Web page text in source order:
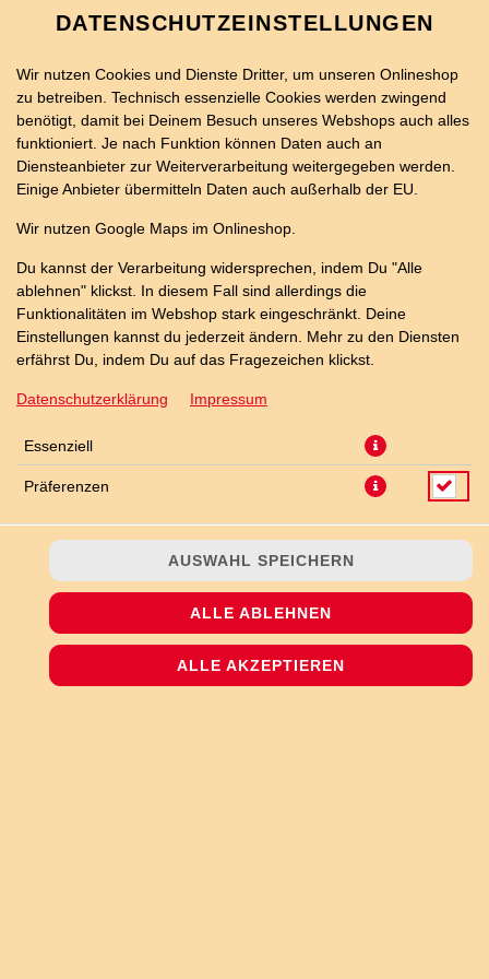
12 CHICKEN NUGGETS
mit 2 Dips Deiner Wahl
JETZT BESTELLEN
DATENSCHUTZEINSTELLUNGEN
Wir nutzen Cookies und Dienste Dritter, um unseren Onlineshop
zu betreiben. Technisch essenzielle Cookies werden zwingend
benötigt, damit bei Deinem Besuch unseres Webshops auch alles
funktioniert. Je nach Funktion können Daten auch an
Diensteanbieter zur Weiterverarbeitung weitergegeben werden.
Einige Anbieter übermitteln Daten auch außerhalb der EU.
Wir nutzen Google Maps im Onlineshop.
Du kannst der Verarbeitung widersprechen, indem Du "Alle
ablehnen" klickst. In diesem Fall sind allerdings die
Funktionalitäten im Webshop stark eingeschränkt. Deine
Einstellungen kannst du jederzeit ändern. Mehr zu den Diensten
erfährst Du, indem Du auf das Fragezeichen klickst.
Datenschutzerklärung Impressum
Essenziell
Präferenzen
AUSWAHL SPEICHERN
ALLE ABLEHNEN
ALLE AKZEPTIEREN